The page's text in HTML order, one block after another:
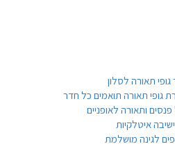
תאורה לסלון
גופי תאורה תואמים כל חדר
ותאורה לאופניים
איטלקיות
לגינה מושלמת